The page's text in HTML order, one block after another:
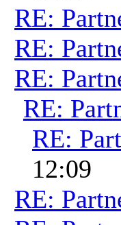
RE:
RE:
RE:
RE:
RE:
12:09
RE: